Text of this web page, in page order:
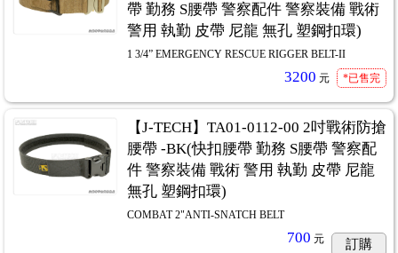
帶 勤務 S腰帶 警察配件 警察裝備 戰術
警用 執勤 皮帶 尼龍 無孔 塑鋼扣環)
1 3/4” EMERGENCY RESCUE RIGGER BELT-II
3200 元 *已售完
【J-TECH】TA01-0112-00 2吋戰術防搶
腰帶 -BK(快扣腰帶 勤務 S腰帶 警察配
件 警察裝備 戰術 警用 執勤 皮帶 尼龍
無孔 塑鋼扣環)
COMBAT 2"ANTI-SNATCH BELT
700 元 訂購